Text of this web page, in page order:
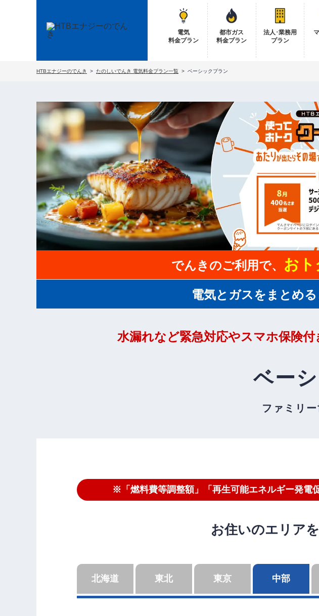
電気
料金プラン
都市ガス
料金プラン
法人･業務用
プラン
HTBエナジーのでんき たのしいでんき 電気料金プラン一覧 ベーシックプラン
でんきのご利用で、 お
電気とガスをまとめる
水漏れなど緊急対応やスマホ保険付
ベー
ファミリ
※「燃料費等調整額」「再生可能エネルギー発電
お住いのエリア
北海道 東北 東京 中部